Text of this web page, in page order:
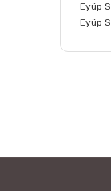
Eyüp
Eyüp